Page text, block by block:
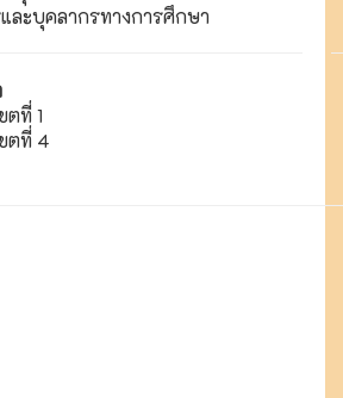
ะบุคลากรทางการศึกษา
ที่ 1
ตที่ 4